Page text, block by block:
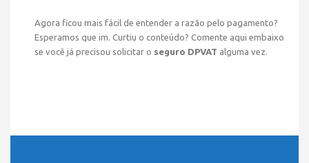
Agora ficou mais fácil de entender a razão pelo pagamento?
Esperamos que im. Curtiu o conteúdo? Comente aqui embaixo
se você já precisou solicitar o seguro DPVAT alguma vez.